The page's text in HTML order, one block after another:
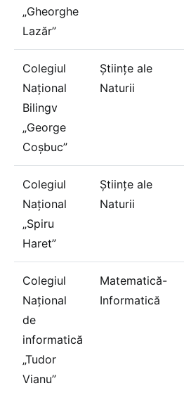
„Gheorghe
Lazăr”
Colegiul
Național
Bilingv
„George
Coșbuc”
Științe ale
Naturii
Colegiul
Național
„Spiru
Haret”
Științe ale
Naturii
Colegiul
Național
de
informatică
„Tudor
Vianu”
Matematică-
Informatică